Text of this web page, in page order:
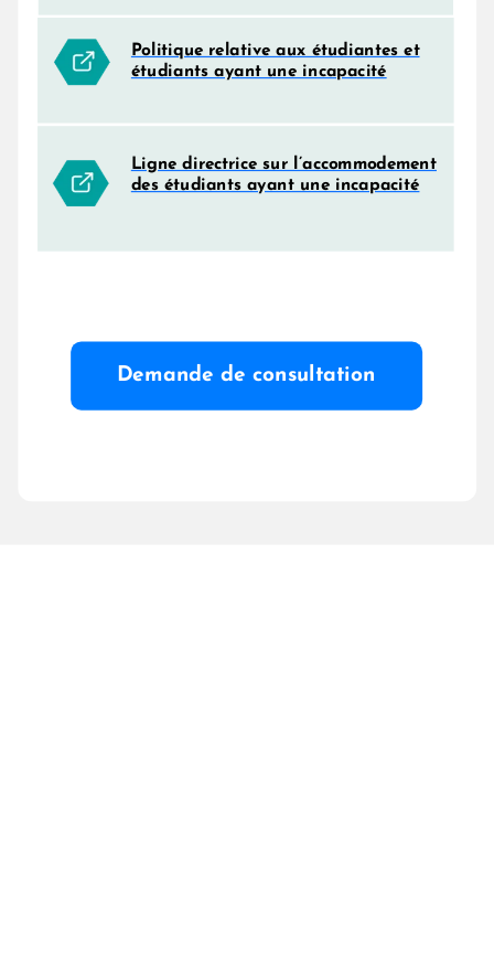
Demande de consultation
Politique relative aux étudiantes et
étudiants ayant une incapacité
Ligne directrice sur l’accommodement
des étudiants ayant une incapacité